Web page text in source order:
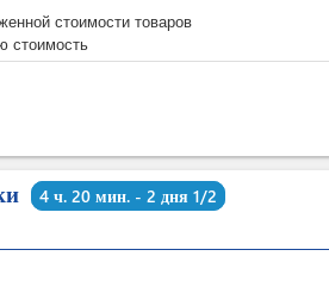
стоимости товаров
стоимость
4 ч. 20 мин. - 2 дня 1/2